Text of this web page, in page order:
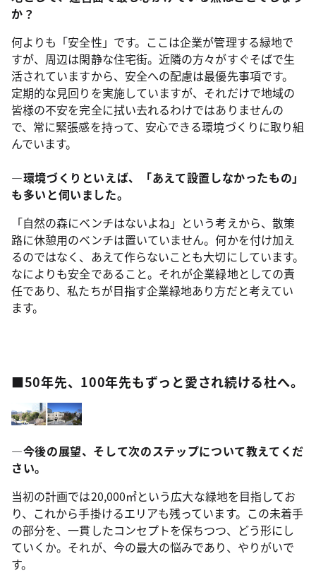
か？
何よりも「安全性」です。ここは企業が管理する緑地で
すが、周辺は閑静な住宅街。近隣の方々がすぐそばで生
活されていますから、安全への配慮は最優先事項です。
定期的な見回りを実施していますが、それだけで地域の
皆様の不安を完全に拭い去れるわけではありませんの
で、常に緊張感を持って、安心できる環境づくりに取り組
んでいます。
―環境づくりといえば、「あえて設置しなかったもの」
も多いと伺いました。
「自然の森にベンチはないよね」という考えから、散策
路に休憩用のベンチは置いていません。何かを付け加え
るのではなく、あえて作らないことも大切にしています。
なによりも安全であること。それが企業緑地としての責
任であり、私たちが目指す企業緑地あり方だと考えてい
ます。
■50年先、100年先もずっと愛され続ける杜へ。
―今後の展望、そして次のステップについて教えてくだ
さい。
当初の計画では20,000㎡という広大な緑地を目指してお
り、これから手掛けるエリアも残っています。この未着手
の部分を、一貫したコンセプトを保ちつつ、どう形にし
ていくか。それが、今の最大の悩みであり、やりがいで
す。